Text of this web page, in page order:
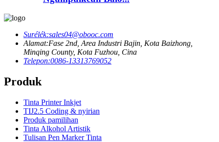
Surélék:sales04@obooc.com
Alamat:Fase 2nd, Area Industri Bajin, Kota Baizhong,
Minqing County, Kota Fuzhou, Cina
Telepon:0086-13313769052
Produk
Tinta Printer Inkjet
TIJ2.5 Coding & nyirian
Produk pamilihan
Tinta Alkohol Artistik
Tulisan Pen Marker Tinta